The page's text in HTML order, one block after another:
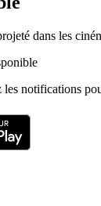
dans les
notifications